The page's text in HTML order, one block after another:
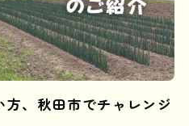
方、秋田市でチャレンジ